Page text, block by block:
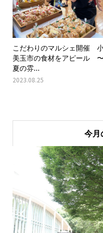
こだわりのマルシェ開催
美玉市の食材をアピール 〜
夏の雰...
2023.08.25
今月
